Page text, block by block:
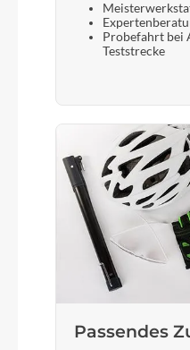
ACROS AZF-
Routing), Top
Bottom Zero-Stack 1
ACID
SR Suntour XCR36
Probefahrt bei
Teststrecke
Passendes